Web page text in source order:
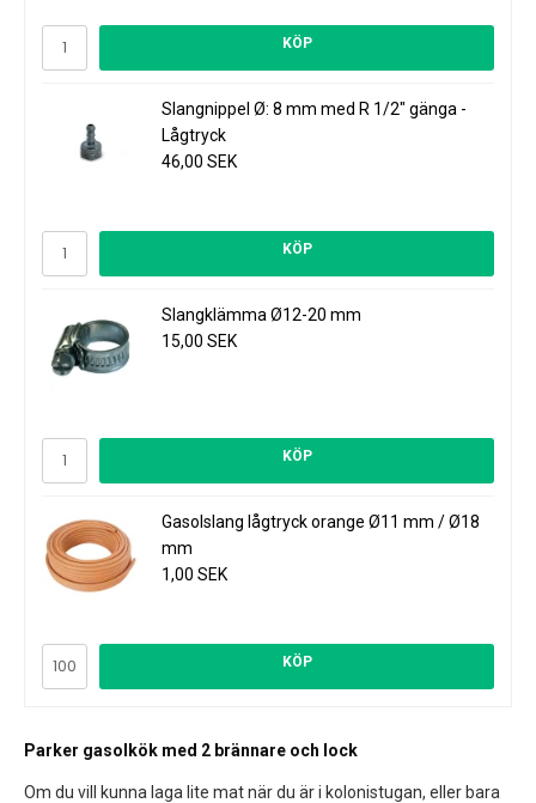
KÖP
Slangnippel Ø: 8 mm med R 1/2" gänga -
Lågtryck
46,00 SEK
KÖP
Slangklämma Ø12-20 mm
15,00 SEK
KÖP
Gasolslang lågtryck orange Ø11 mm / Ø18
mm
1,00 SEK
KÖP
Parker gasolkök med 2 brännare och lock
Om du vill kunna laga lite mat när du är i kolonistugan, eller bara